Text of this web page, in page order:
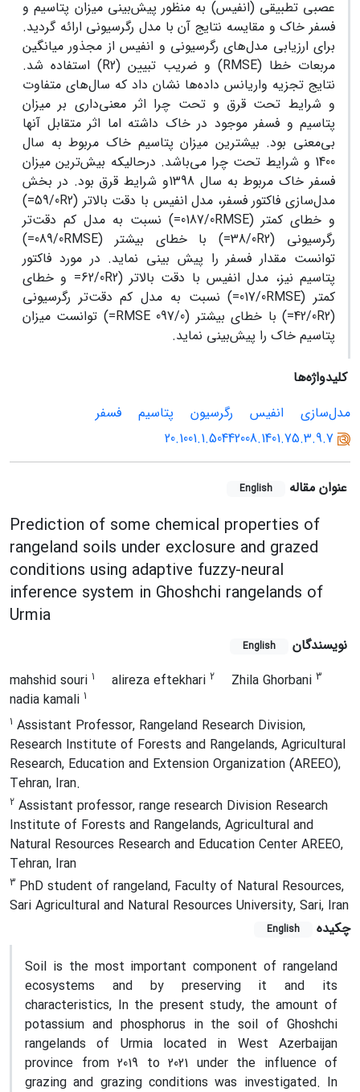
عصبی تطبیقی (انفیس) به منظور پیش‌بینی میزان پتاسیم و
فسفر خاک و مقایسه نتایج آن با مدل رگرسیونی ارائه گردید.
برای ارزیابی مدل‌های رگرسیونی و انفیس از مجذور میانگین
مربعات خطا (RMSE) و ضریب تبیین (R2) استفاده شد.
نتایج تجزیه واریانس داده‌ها نشان داد که سال‌های متفاوت
و شرایط تحت قرق و تحت چرا اثر معنی‌داری بر میزان
پتاسیم و فسفر موجود در خاک داشته اما اثر متقابل آنها
بی‌معنی بود. بیشترین میزان پتاسیم خاک مربوط به سال
1400 و شرایط تحت چرا می‌باشد. درحالیکه بیش‌ترین میزان
فسفر خاک مربوط به سال 1398و شرایط قرق بود. در بخش
مدل‌سازی فاکتور فسفر، مدل انفیس با دقت بالاتر (59/0R2=)
و خطای کمتر (0187/0RMSE=) نسبت به مدل کم دقت‌تر
رگرسیونی (38/0R2=) با خطای بیشتر (089/0RMSE=)
توانست مقدار فسفر را پیش بینی نماید. در مورد فاکتور
پتاسیم نیز، مدل انفیس با دقت بالاتر (62/0R2= و خطای
کمتر (017/0RMSE=) نسبت به مدل کم دقت‌تر رگرسیونی
(42/0R2=) با خطای بیشتر (097/0 RMSE=) توانست میزان
پتاسیم خاک را پیش‌بینی نماید.
کلیدواژه‌ها
مدل‌سازی
انفیس رگرسیون پتاسیم
فسفر
20.1001.1.50442008.1401.75.3.9.7
عنوان مقاله English
Prediction of some chemical properties of
rangeland soils under exclosure and grazed
conditions using adaptive fuzzy-neural
inference system in Ghoshchi rangelands of
Urmia
نویسندگان English
mahshid souri 1 alireza eftekhari 2 Zhila Ghorbani 3
nadia kamali 1
1 Assistant Professor, Rangeland Research Division,
Research Institute of Forests and Rangelands, Agricultural
Research, Education and Extension Organization (AREEO),
Tehran, Iran.
2 Assistant professor, range research Division Research
Institute of Forests and Rangelands, Agricultural and
Natural Resources Research and Education Center AREEO,
Tehran, Iran
3 PhD student of rangeland, Faculty of Natural Resources,
Sari Agricultural and Natural Resources University, Sari, Iran
چکیده
English
Soil is the most important component of rangeland
ecosystems and by preserving it and its
characteristics, In the present study, the amount of
potassium and phosphorus in the soil of Ghoshchi
rangelands of Urmia located in West Azerbaijan
province from 2019 to 2021 under the influence of
grazing and grazing conditions was investigated. In